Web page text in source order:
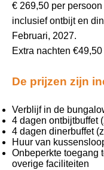
€ 269,50 per
inclusief ontbijt en
Februari, 2027.
Extra nachten
De prijzen zijn
Verblijf in de
4 dagen ontbijtbuffet
4 dagen dinerbuffet
Huur van
Onbeperkte toegang
overige faciliteiten